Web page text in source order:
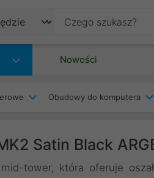
Nowości
Obudowy do komputera
Satin Black
tower, która oferuje